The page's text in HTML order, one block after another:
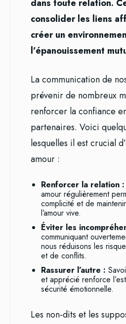
dans toute relation.
consolider les liens
créer un
l’épanouissement
La communication de
prévenir de nombreux
renforcer la confiance
partenaires. Voici
lesquelles il est crucial
amour :
Renforcer la relation :
amour régulièrement
complicité et de
l’amour vive.
Éviter les
communiquant
nous réduisons les
et de conflits.
Rassurer l’autre :
et apprécié renforce
sécurité émotionnelle.
Les non-dits et les